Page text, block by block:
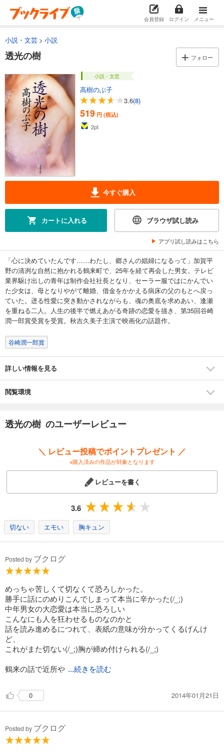
会員登録 ログイン メニュー
小説・文芸 小説
透光の樹 フォロー
小説・文芸
高樹のぶ子
3.6(8)
519 円 (税込)
2pt
今すぐ購入
カートに入れる ブラウザ試し読み
アプリ試し読みはこちら
「心に決めていたんです……わたし、郷さんの娼婦になるって」加賀平
野の清冽な自然に抱かれる鶴来町で、25年を経て再会した男女。テレビ
業界駆け出しの青年は制作会社社長となり、セーラー服ではにかんでい
た少女は、母となりやがて離婚、借金をかかえる病床の父のもとへ戻っ
ていた。迸る性愛に突き動かされながらも、魂の奥底を求めあい、逢瀬
を重ねる二人。人生の後半で燃えあがる奇跡の恋愛を描き、第35回谷崎
潤一郎賞受賞を受賞。秋吉久美子主演で映画化の話題作。
谷崎潤一郎賞
詳しい情報を見る
閲覧環境
透光の樹 のユーザーレビュー
＼ レビュー投稿でポイントプレゼント ／
※購入済みの作品が対象となります
レビューを書く
3.6
切ない エモい 胸キュン
Posted by ブクログ
めっちゃ苦しくて切なくて恐ろしかった。
勝手に話にのめりこんでしまって本当に辛かった(/_;)
中年男女の大恋愛は本当に恐ろしい
こんなにも人を狂わせるものなのかと
話を読み進めるにつれて、表紙の意味が分かってくるげんけ
ど、
これがまた切ない(/_;)胸が締め付けられる(/_;)
鶴来の話で近所や ...続きを読む
0 2014年01月21日
Posted by ブクログ